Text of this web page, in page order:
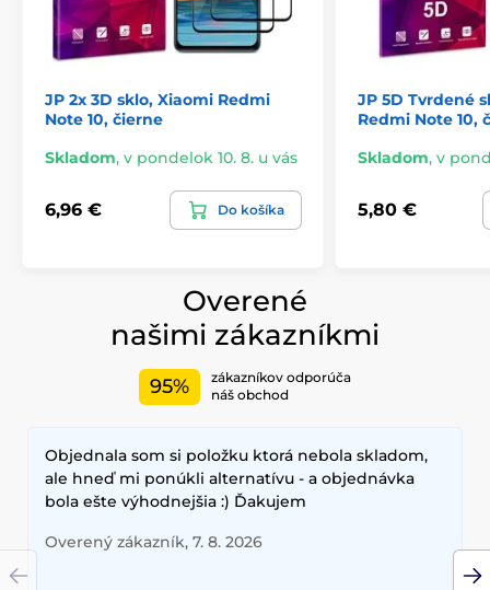
JP 2x 3D sklo, Xiaomi Redmi
Note 10, čierne
Skladom, v pondelok 10. 8. u vás
6,96 € Do košíka
JP 5D Tvrdené
Redmi Note 10,
Skladom, v
5,80 €
Overené
našimi zákazníkmi
95%
zákazníkov odporúča
náš obchod
Objednala som si položku ktorá nebola skladom,
ale hneď mi ponúkli alternatívu - a objednávka
bola ešte výhodnejšia :) Ďakujem
Overený zákazník, 7. 8. 2026